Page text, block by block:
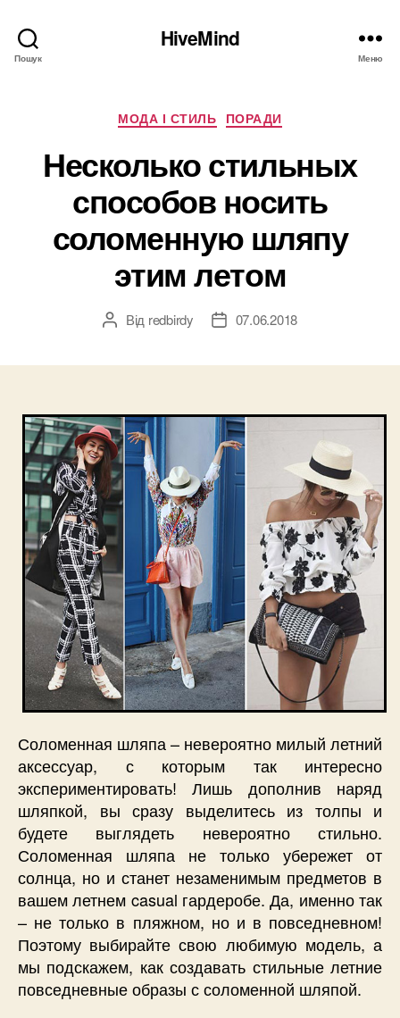
Пошук
HiveMind
Меню
Категорії
МОДА І СТИЛЬ ПОРАДИ
Несколько стильных
способов носить
соломенную шляпу
этим летом
Автор
Від redbirdy
Дата07.06.2018
Соломенная шляпа – невероятно милый летний
аксессуар, с которым так интересно
экспериментировать! Лишь дополнив наряд
шляпкой, вы сразу выделитесь из толпы и
будете выглядеть невероятно стильно.
Соломенная шляпа не только убережет от
солнца, но и станет незаменимым предметов в
вашем летнем casual гардеробе. Да, именно так
– не только в пляжном, но и в повседневном!
Поэтому выбирайте свою любимую модель, а
мы подскажем, как создавать стильные летние
повседневные образы с соломенной шляпой.